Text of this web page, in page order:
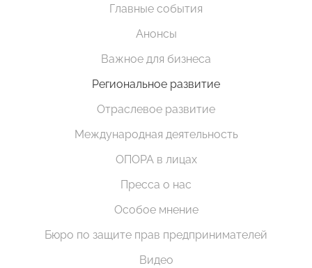
Главные события
Анонсы
Важное для бизнеса
Региональное развитие
Отраслевое развитие
Международная деятельность
ОПОРА в лицах
Пресса о нас
Особое мнение
Бюро по защите прав предпринимателей
Видео